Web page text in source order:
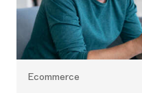
Ecommerce